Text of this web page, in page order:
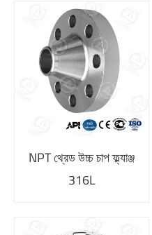
NPT থ্রেড উচ্চ চাপ ফ্ল্যাঞ্জ
316L